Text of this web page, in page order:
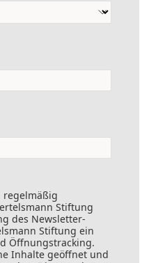
regelmäßig
Stiftung
des Newsletter-
Stiftung ein
Öffnungstracking.
Inhalte geöffnet und